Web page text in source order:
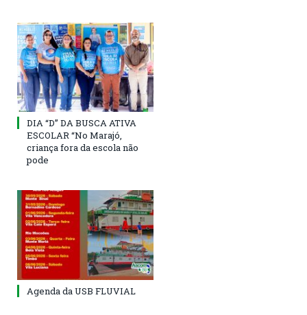
DIA “D” DA BUSCA ATIVA
ESCOLAR “No Marajó,
criança fora da escola não
pode
Agenda da USB FLUVIAL